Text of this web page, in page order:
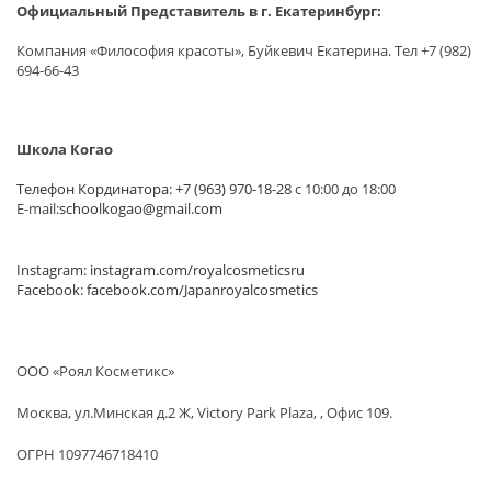
Официальный Представитель в г. Екатеринбург:
Компания «Философия красоты», Буйкевич Екатерина. Тел +7 (982)
694-66-43
Школа Когао
Телефон Кординатора: +7 (963) 970-18-28с 10:00 до 18:00
E-mail:schoolkogao@gmail.com
Instagram: instagram.com/royalcosmeticsru
Facebook: facebook.com/Japanroyalcosmetics
ООО «Роял Косметикс»
Москва,ул.Минская д.2 Ж, Victory Park Plaza,, Офис 109.
ОГРН 1097746718410